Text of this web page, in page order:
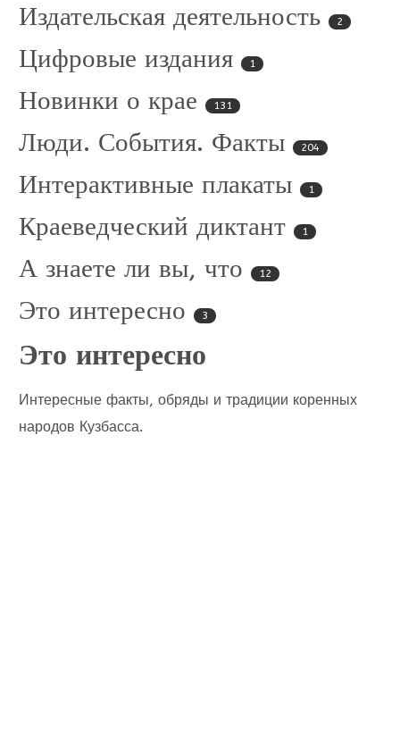
Издательская деятельность 2
Цифровые издания 1
Новинки о крае 131
Люди. События. Факты 204
Интерактивные плакаты 1
Краеведческий диктант 1
А знаете ли вы, что 12
Это интересно 3
Это интересно
Интересные факты, обряды и традиции коренных
народов Кузбасса.